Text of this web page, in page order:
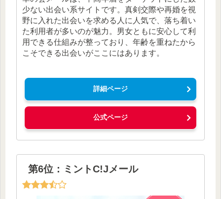
少ない出会い系サイトです。真剣交際や再婚を視
野に入れた出会いを求める人に人気で、落ち着い
た利用者が多いのが魅力。男女ともに安心して利
用できる仕組みが整っており、年齢を重ねたから
こそできる出会いがここにはあります。
詳細ページ
公式ページ
第6位：ミントC!Jメール